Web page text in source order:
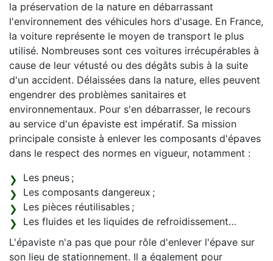
la préservation de la nature en débarrassant
l'environnement des véhicules hors d'usage. En France,
la voiture représente le moyen de transport le plus
utilisé. Nombreuses sont ces voitures irrécupérables à
cause de leur vétusté ou des dégâts subis à la suite
d'un accident. Délaissées dans la nature, elles peuvent
engendrer des problèmes sanitaires et
environnementaux. Pour s'en débarrasser, le recours
au service d'un épaviste est impératif. Sa mission
principale consiste à enlever les composants d'épaves
dans le respect des normes en vigueur, notamment :
Les pneus ;
Les composants dangereux ;
Les pièces réutilisables ;
Les fluides et les liquides de refroidissement…
L'épaviste n'a pas que pour rôle d'enlever l'épave sur
son lieu de stationnement. Il a également pour